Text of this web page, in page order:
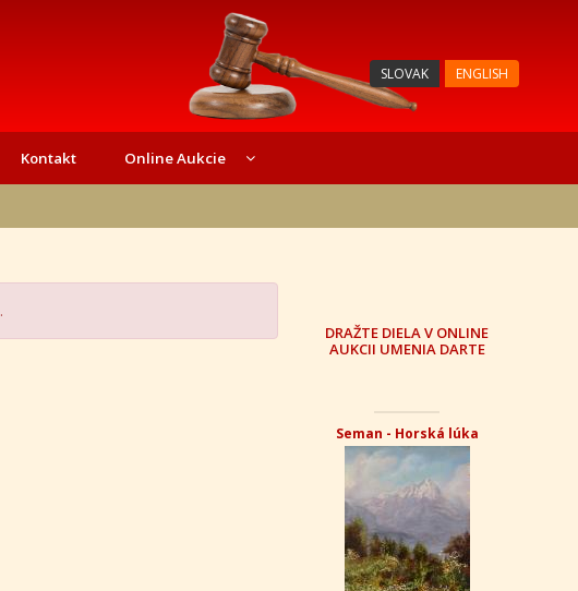
SLOVAK ENGLISH
Kontakt Online Aukcie
.
DRAŽTE DIELA V ONLINE
AUKCII UMENIA DARTE
Seman - Horská lúka